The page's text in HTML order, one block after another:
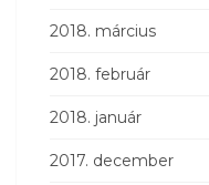
2018. március
2018. február
2018. január
2017. december